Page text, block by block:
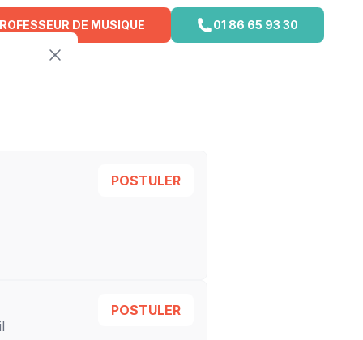
DE MUSIQUE 01 86 65 93 30
POSTULER
POSTULER